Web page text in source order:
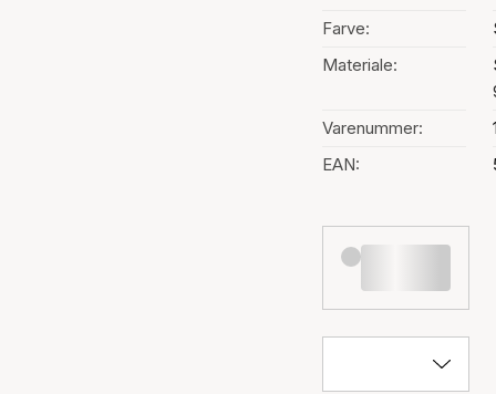
Farve:
Materiale:
Varenummer:
EAN: